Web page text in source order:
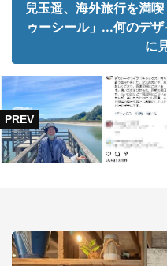
兒玉遥、海外旅行を満
ゥーシール」...何のデ
に